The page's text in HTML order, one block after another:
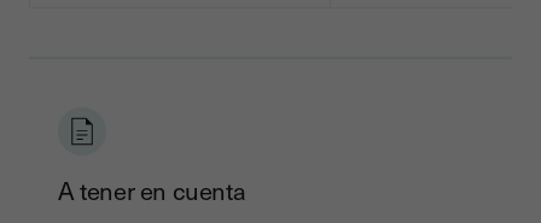
A tener en cuenta